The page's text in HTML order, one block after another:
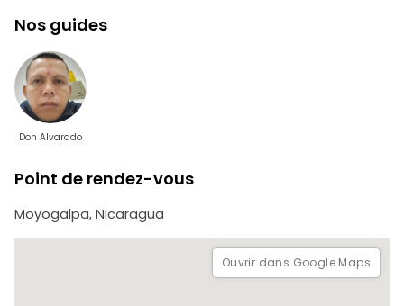
Nos guides
Don Alvarado
Point de rendez-vous
Moyogalpa, Nicaragua
Ouvrir dans Google Maps